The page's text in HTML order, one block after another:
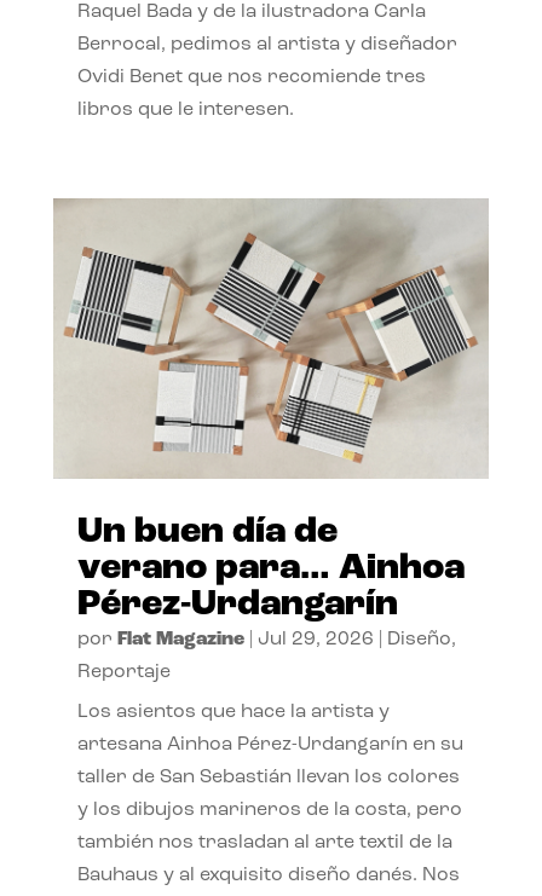
Raquel Bada y de la ilustradora Carla
Berrocal, pedimos al artista y diseñador
Ovidi Benet que nos recomiende tres
libros que le interesen.
Un buen día de
verano para… Ainhoa
Pérez-Urdangarín
por Flat Magazine| Jul 29, 2026 Diseño,
Reportaje
Los asientos que hace la artista y
artesana Ainhoa Pérez-Urdangarín en su
taller de San Sebastián llevan los colores
y los dibujos marineros de la costa, pero
también nos trasladan al arte textil de la
Bauhaus y al exquisito diseño danés. Nos